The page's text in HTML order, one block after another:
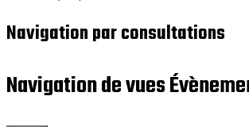
Navigation par consultations
Navigation de vues